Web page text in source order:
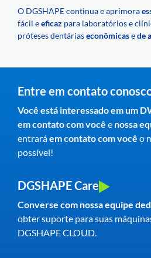
O DGSHAPE continua e aprimora
fácil eeficaz para laboratórios e
próteses dentáriaseconômicasede
Entre em contato
Você está interessado em um
em contato com você e nossa
entraráem contato com você o
possível!
DGSHAPE Care
Converse com nossa equipe
obter suporte para suas
DGSHAPE CLOUD.